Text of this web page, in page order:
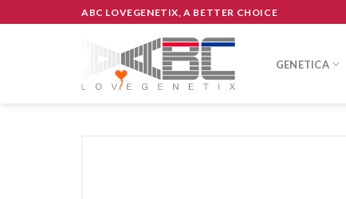
to
ABC LOVEGENETIX, A BETTER CHOICE
GENETICA